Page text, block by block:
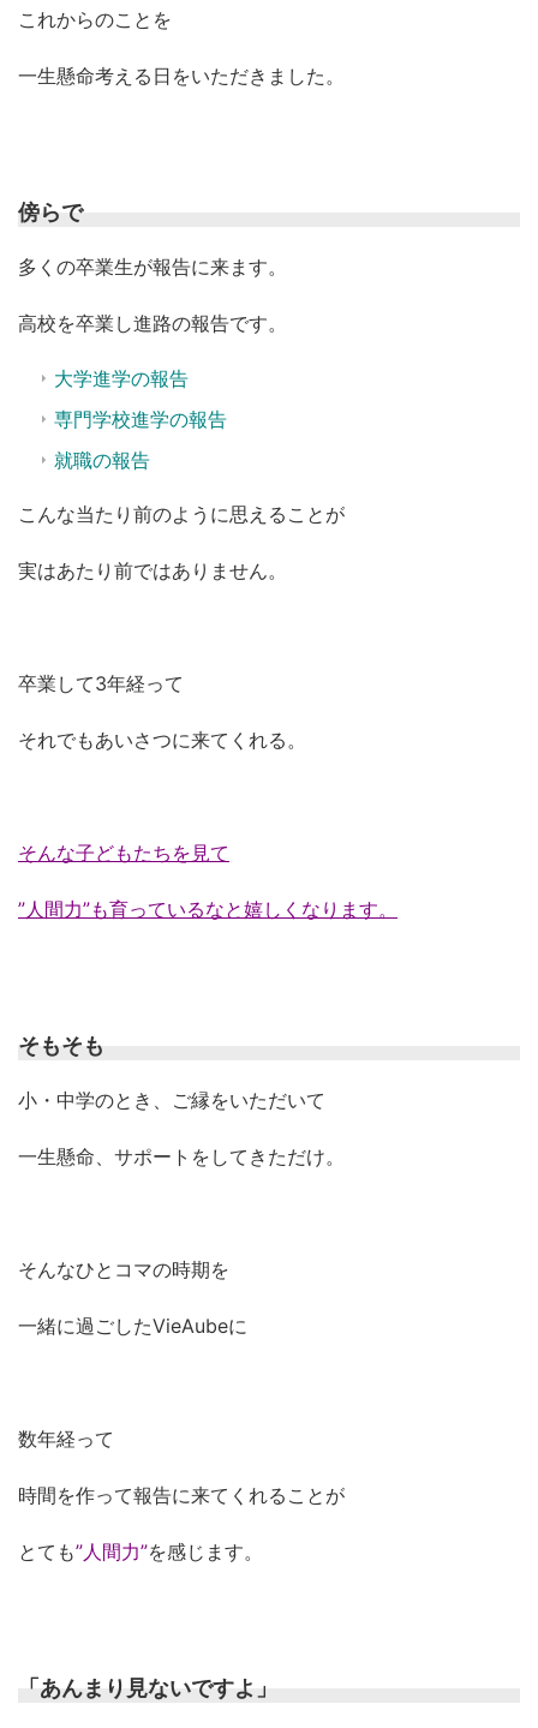
これからのことを
一生懸命考える日をいただきました。
傍らで
多くの卒業生が報告に来ます。
高校を卒業し進路の報告です。
大学進学の報告
専門学校進学の報告
就職の報告
こんな当たり前のように思えることが
実はあたり前ではありません。
卒業して3年経って
それでもあいさつに来てくれる。
そんな子どもたちを見て
”人間力”も育っているなと嬉しくなります。
そもそも
小・中学のとき、ご縁をいただいて
一生懸命、サポートをしてきただけ。
そんなひとコマの時期を
一緒に過ごしたVieAubeに
数年経って
時間を作って報告に来てくれることが
とても”人間力”を感じます。
「あんまり見ないですよ」